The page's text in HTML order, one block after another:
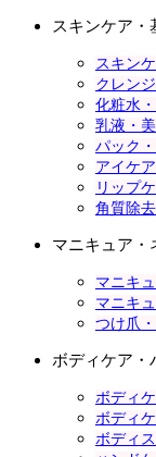
スキンケア・
スキン
クレン
化粧水
乳液・
パック
アイケ
リップ
角質除
マニキュア・
マニキ
マニキ
つけ爪
ボディケア・
ボディ
ボディ
ボディ